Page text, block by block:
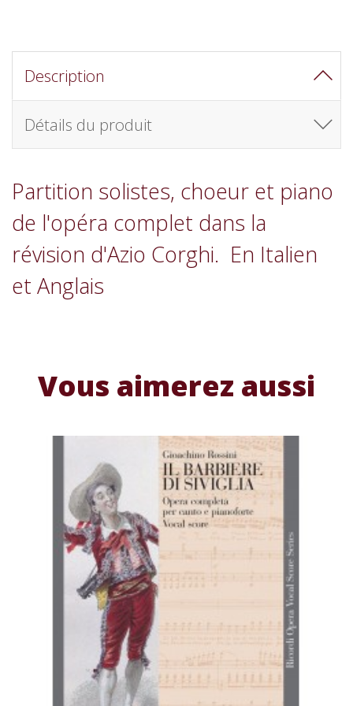
Description
Détails du produit
Partition solistes, choeur et piano
de l'opéra complet dans la
révision d'Azio Corghi. En Italien
et Anglais
Vous aimerez aussi